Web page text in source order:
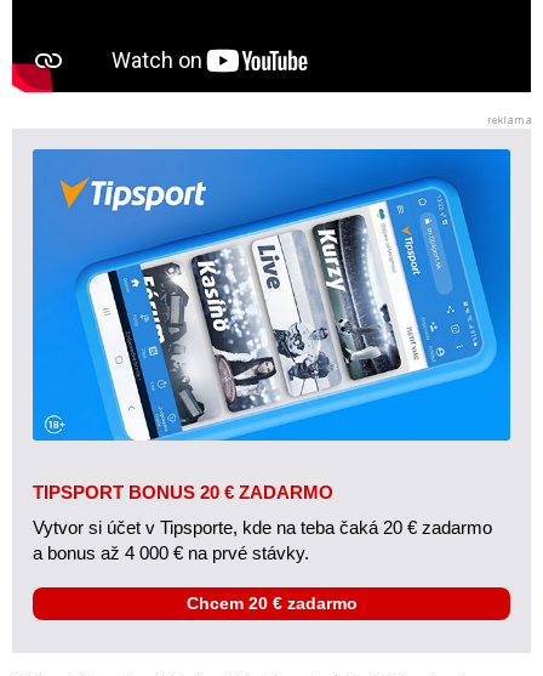
TIPSPORT BONUS 20 € ZADARMO
Vytvor si účet v Tipsporte, kde na teba čaká 20 € zadarmo
a bonus až 4 000 € na prvé stávky.
Chcem 20 € zadarmo